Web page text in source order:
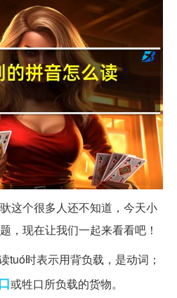
这个很多人还不知道，今天小
，现在让我们一起来看看吧！
tuó时表示用背负载，是动词；
或牲口所负载的货物。